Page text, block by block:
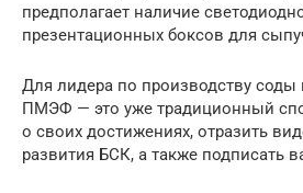
предполагает наличие
презентационных боксов для
Для лидера по производству соды
ПМЭФ — это уже традиционный
о своих достижениях, отразить
развития БСК, а также подписать